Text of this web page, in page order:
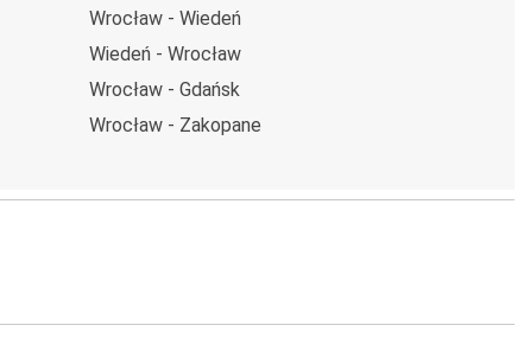
Wrocław - Wiedeń
Wiedeń - Wrocław
Wrocław - Gdańsk
Wrocław - Zakopane